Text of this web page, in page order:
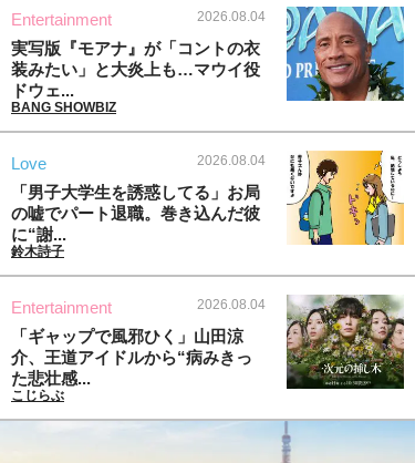
Entertainment 2026.08.04
実写版『モアナ』が「コントの衣
装みたい」と大炎上も…マウイ役
ドウェ...
BANG SHOWBIZ
Love 2026.08.04
「男子大学生を誘惑してる」お局
の嘘でパート退職。巻き込んだ彼
に“謝...
鈴木詩子
Entertainment 2026.08.04
「ギャップで風邪ひく」山田涼
介、王道アイドルから“病みきっ
た悲壮感...
こじらぶ